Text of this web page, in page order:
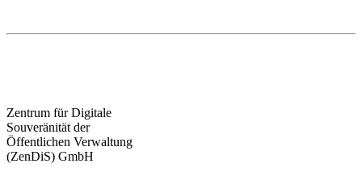
Zentrum für Digitale
Souveränität der
Öffentlichen Verwaltung
(ZenDiS) GmbH